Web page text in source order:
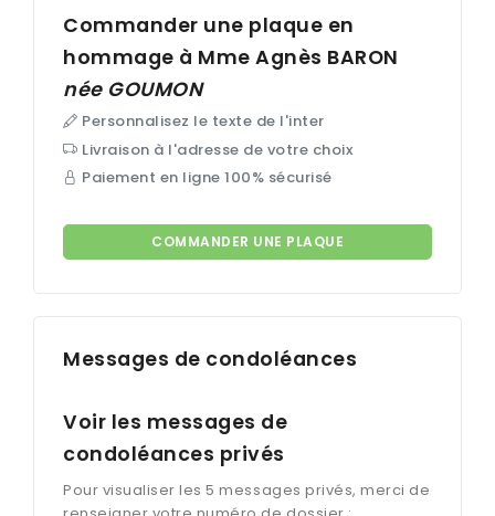
Commander une plaque en
hommage à Mme Agnès BARON
née GOUMON
Personnalisez le texte de l'inter
Livraison à l'adresse de votre choix
Paiement en ligne 100% sécurisé
COMMANDER UNE PLAQUE
Messages de condoléances
Voir les messages de
condoléances privés
Pour visualiser les 5 messages privés, merci de